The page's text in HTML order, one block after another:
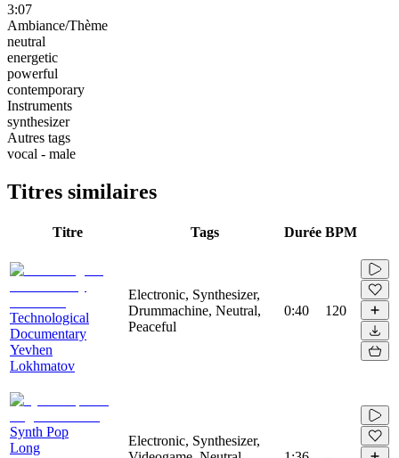
3:07
Ambiance/Thème
neutral
energetic
powerful
contemporary
Instruments
synthesizer
Autres tags
vocal - male
Titres similaires
Titre Tags Durée BPM
Technological
Documentary
Yevhen
Lokhmatov
Electronic, Synthesizer,
Drummachine, Neutral,
Peaceful
0:40 120
Synth Pop
Long
Electronic, Synthesizer,